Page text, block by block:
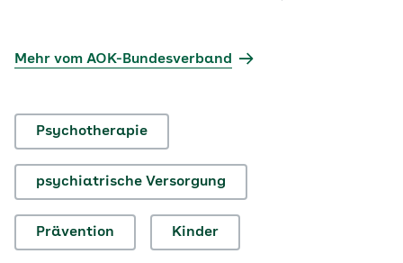
Mehr vom AOK-Bundesverband
Psychotherapie
psychiatrische Versorgung
Prävention Kinder